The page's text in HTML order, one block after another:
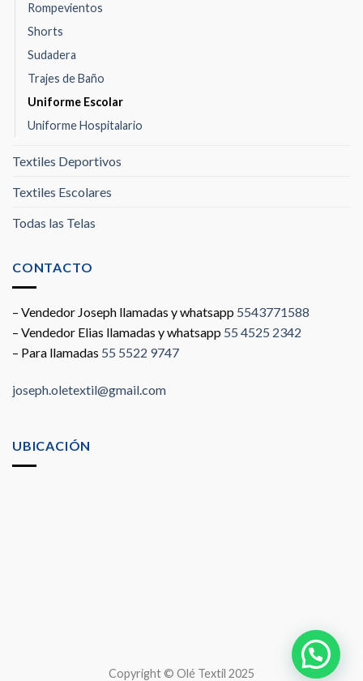
Rompevientos
Shorts
Sudadera
Trajes de Baño
Uniforme Escolar
Uniforme Hospitalario
Textiles Deportivos
Textiles Escolares
Todas las Telas
CONTACTO
– Vendedor Joseph llamadas y whatsapp 5543771588
– Vendedor Elias llamadas y whatsapp 55 4525 2342
– Para llamadas 55 5522 9747
joseph.oletextil@gmail.com
UBICACIÓN
Copyright © Olé Textil 2025